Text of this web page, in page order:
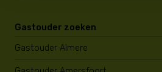
Gastouder zoeken
Gastouder Almere